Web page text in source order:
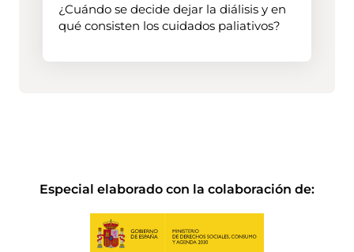
¿Cuándo se decide dejar la diálisis y en
qué consisten los cuidados paliativos?
Especial elaborado con la colaboración de: